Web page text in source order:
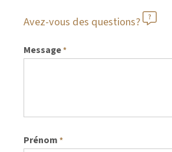
Avez-vous des questions?
Message*
Prénom *